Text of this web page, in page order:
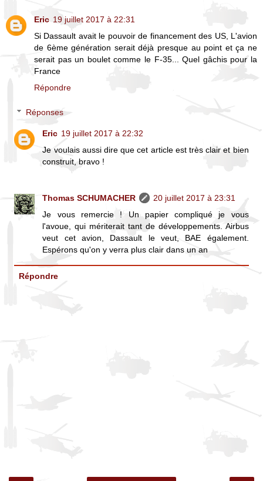
Eric 19 juillet 2017 à 22:31
Si Dassault avait le pouvoir de financement des US, L'avion
de 6ème génération serait déjà presque au point et ça ne
serait pas un boulet comme le F-35... Quel gâchis pour la
France
Répondre
Réponses
Eric 19 juillet 2017 à 22:32
Je voulais aussi dire que cet article est très clair et bien
construit, bravo !
Thomas SCHUMACHER
20 juillet 2017 à 23:31
Je vous remercie ! Un papier compliqué je vous
l'avoue, qui mériterait tant de développements. Airbus
veut cet avion, Dassault le veut, BAE également.
Espérons qu'on y verra plus clair dans un an
Répondre